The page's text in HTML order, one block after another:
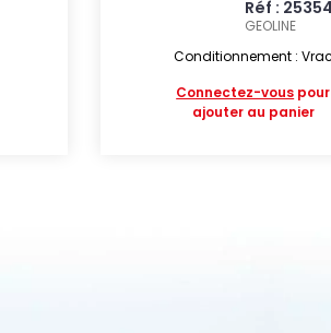
Réf :
GEOLINE
Conditionnement :
Connectez-vous pour
ajouter au panier